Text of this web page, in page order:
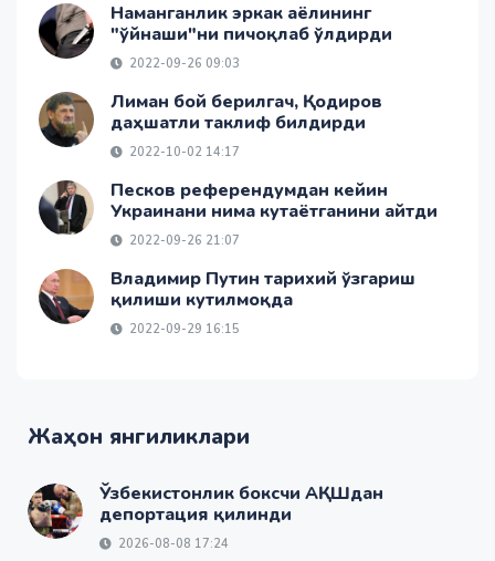
Наманганлик эркак аёлининг
"ўйнаши"ни пичоқлаб ўлдирди
2022-09-26 09:03
Лиман бой берилгач, Қодиров
даҳшатли таклиф билдирди
2022-10-02 14:17
Песков референдумдан кейин
Украинани нима кутаётганини айтди
2022-09-26 21:07
Владимир Путин тарихий ўзгариш
қилиши кутилмоқда
2022-09-29 16:15
Жаҳон янгиликлари
Ўзбекистонлик боксчи АҚШдан
депортация қилинди
2026-08-08 17:24